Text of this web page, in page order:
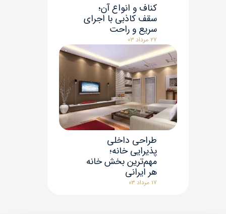
کناف و انواع آن؛
سقف کاذبی با اجرای
سریع و راحت
۲۷ مرداد ۰۳
طراحی داخلی
پذیرایی خانه؛
مهم‌ترین بخش خانه
هر ایرانی
۱۷ مرداد ۰۳